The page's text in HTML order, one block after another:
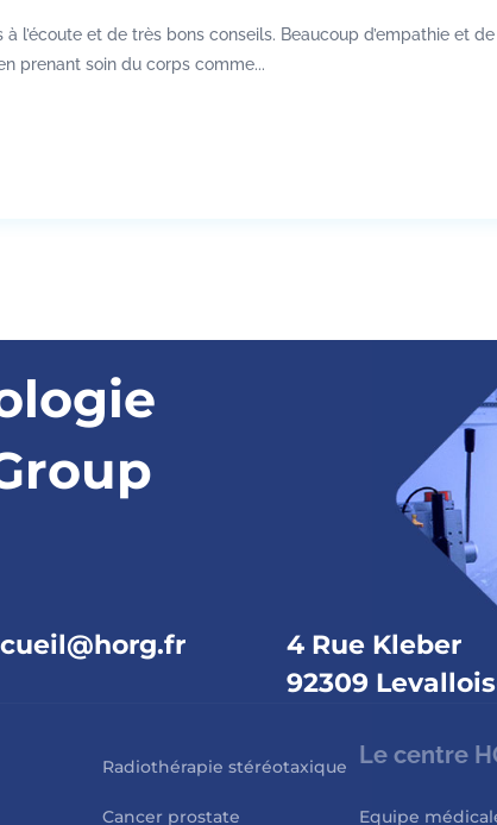
l’écoute et de très bons conseils. Beaucoup d’empathie et
prenant soin du corps comme...
4 Rue Kleber
92309
Radiothérapie stéréotaxique
Cancer prostate
Le centre
Equipe